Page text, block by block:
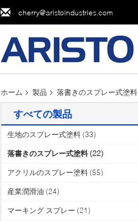
cherry@aristoindustries.com
ホーム 製品 落書きのスプレー式塗料
すべての製品
生地のスプレー式塗料 (33)
落書きのスプレー式塗料 (22)
アクリルのスプレー塗料 (55)
産業潤滑油 (24)
マーキング スプレー (21)